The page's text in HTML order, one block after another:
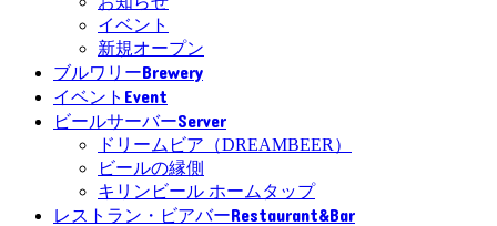
イベント
新規オープン
ブルワリーBrewery
イベント Event
ビールサーバーServer
ドリームビア（DREAMBEER）
ビールの縁側
キリンビール ホームタップ
レストラン・ビアバーRestaurant&Bar